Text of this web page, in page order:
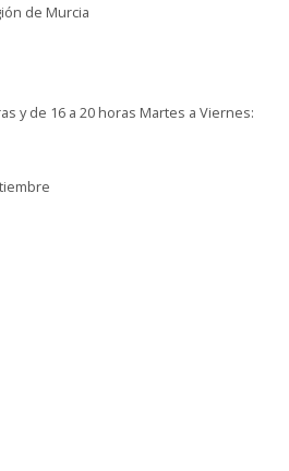
de Murcia
y de 16 a 20 horas Martes a Viernes: